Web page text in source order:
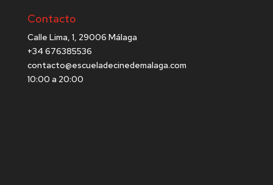
Contacto
Calle Lima, 1, 29006 Málaga
+34 676385536
contacto@escueladecinedemalaga.com
10:00 a 20:00